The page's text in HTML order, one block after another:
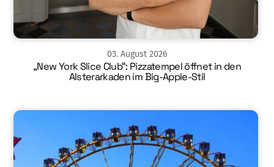
03. August 2026
„New York Slice Club“: Pizzatempel öffnet in den
Alsterarkaden im Big-Apple-Stil